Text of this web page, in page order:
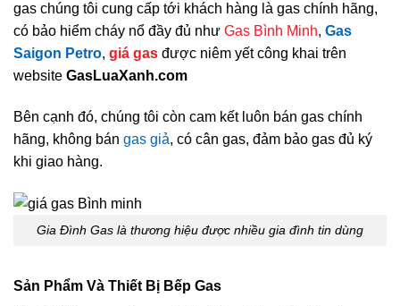
gas chúng tôi cung cấp tới khách hàng là gas chính hãng,
có bảo hiểm cháy nổ đầy đủ như Gas Bình Minh, Gas
Saigon Petro, giá gas được niêm yết công khai trên
website GasLuaXanh.com
Bên cạnh đó, chúng tôi còn cam kết luôn bán gas chính
hãng, không bán gas giả, có cân gas, đảm bảo gas đủ ký
khi giao hàng.
Gia Đình Gas là thương hiệu được nhiều gia đình tin dùng
Sản Phẩm Và Thiết Bị Bếp Gas